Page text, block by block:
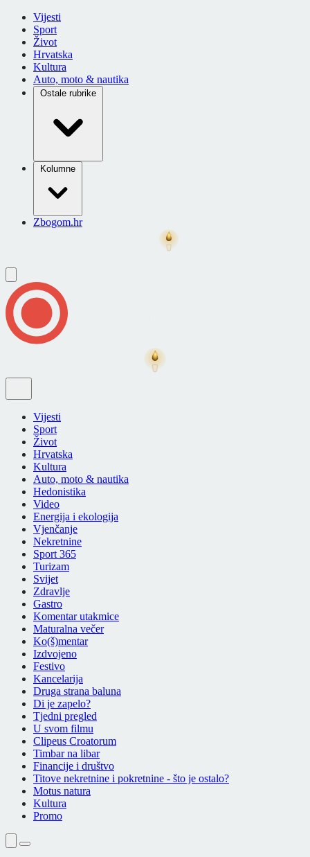
Vijesti
Sport
Život
Hrvatska
Kultura
Auto, moto & nautika
Ostale rubrike
Kolumne
Zbogom.hr
Vijesti
Sport
Život
Hrvatska
Kultura
Auto, moto & nautika
Hedonistika
Video
Energija i ekologija
Vjenčanje
Nekretnine
Sport 365
Turizam
Svijet
Zdravlje
Gastro
Komentar utakmice
Maturalna večer
Ko(š)mentar
Izdvojeno
Festivo
Kancelarija
Druga strana baluna
Di je zapelo?
Tjedni pregled
U svom filmu
Clipeus Croatorum
Timbar na libar
Financije i društvo
Titove nekretnine i pokretnine - što je ostalo?
Motus natura
Kultura
Promo